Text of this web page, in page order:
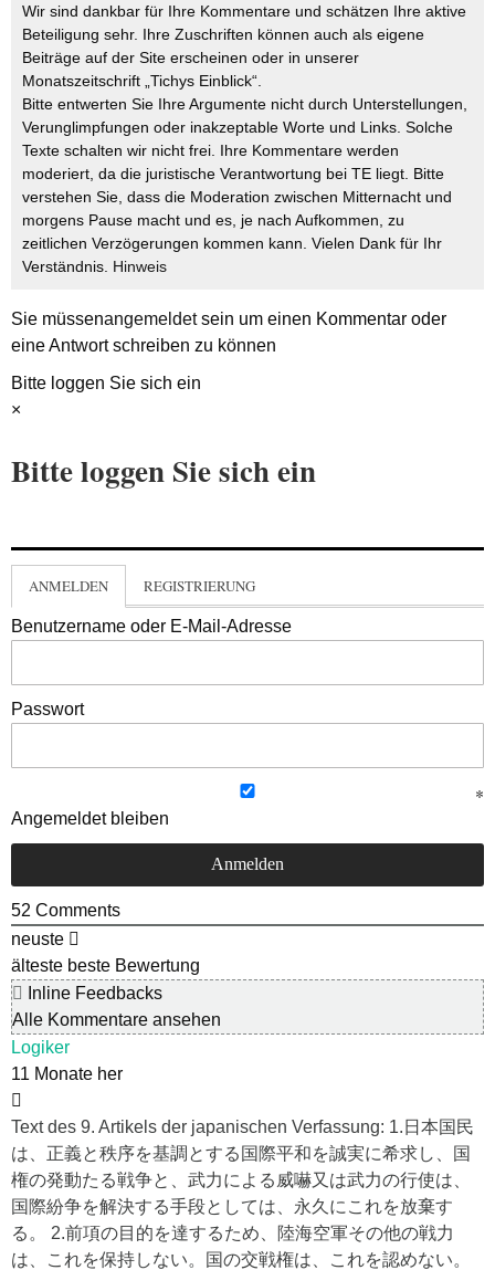
Wir sind dankbar für Ihre Kommentare und schätzen Ihre aktive
Beteiligung sehr. Ihre Zuschriften können auch als eigene
Beiträge auf der Site erscheinen oder in unserer
Monatszeitschrift „Tichys Einblick“.
Bitte entwerten Sie Ihre Argumente nicht durch Unterstellungen,
Verunglimpfungen oder inakzeptable Worte und Links. Solche
Texte schalten wir nicht frei. Ihre Kommentare werden
moderiert, da die juristische Verantwortung bei TE liegt. Bitte
verstehen Sie, dass die Moderation zwischen Mitternacht und
morgens Pause macht und es, je nach Aufkommen, zu
zeitlichen Verzögerungen kommen kann. Vielen Dank für Ihr
Verständnis. Hinweis
Sie müssenangemeldetsein um einen Kommentar oder
eine Antwort schreiben zu können
Bitte loggen Sie sich ein
×
Bitte loggen Sie sich ein
ANMELDEN REGISTRIERUNG
Benutzername oder E-Mail-Adresse
Passwort
Angemeldet bleiben
52 Comments
neuste
älteste beste Bewertung
Inline Feedbacks
Alle Kommentare ansehen
Logiker
11 Monate her
Text des 9. Artikels der japanischen Verfassung: 1.日本国民
は、正義と秩序を基調とする国際平和を誠実に希求し、国
権の発動たる戦争と、武力による威嚇又は武力の行使は、
国際紛争を解決する手段としては、永久にこれを放棄す
る。 2.前項の目的を達するため、陸海空軍その他の戦力
は、これを保持しない。国の交戦権は、これを認めない。